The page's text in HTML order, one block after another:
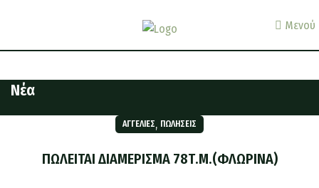
Μενού
Νέα
ΑΓΓΕΛΊΕΣ, ΠΩΛΉΣΕΙΣ
ΠΩΛΕΙΤΑΙ ΔΙΑΜΕΡΙΣΜΑ 78Τ.Μ.(ΦΛΩΡΙΝΑ)